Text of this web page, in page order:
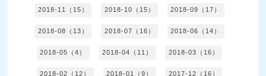
2018-11（15） 2018-10（15） 2018-09（17）
2018-08（13） 2018-07（16） 2018-06（14）
2018-05（4） 2018-04（11） 2018-03（16）
2018-02（12） 2018-01（9） 2017-12（16）